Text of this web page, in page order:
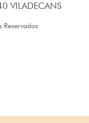
VILADECANS